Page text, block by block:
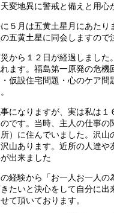
変地異に警戒と備えと用心
５月は五黄土星月にあた
五黄土星に同会しますので
から１２日が経過しました
ます。福島第一原発の危機
仮設住宅問題・心のケア問
になりますが、実は私は
です。当時、主人の仕事の
）に住んでいました。沢
山あります。近所の人達や
出来ました
経験から「お一人お一人の
たいと決心をして自分に出
て頂いております。